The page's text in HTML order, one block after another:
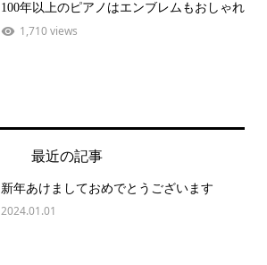
100年以上のピアノはエンブレムもおしゃれ
1,710 views
最近の記事
新年あけましておめでとうございます
2024.01.01